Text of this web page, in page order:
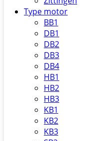
Type motor
BB1
DB1
DB2
DB3
DB4
HB1
HB2
HB3
KB1
KB2
KB3